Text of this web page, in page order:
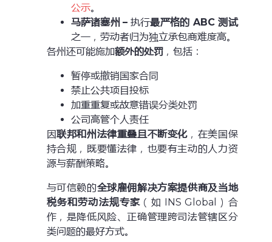
公示。
马萨诸塞州 – 执行最严格的 ABC测试
之一，劳动者归为独立承包商难度高。
各州还可能施加额外的处罚，包括：
暂停或撤销国家合同
禁止公共项目投标
加重重复或故意错误分类处罚
公司高管个人责任
因联邦和州法律重叠且不断变化 ，在美国保
持合规，既要懂法律，也要有主动的人力资
源与薪酬策略。
与可信赖的全球雇佣解决方案提供商及当地
税务和劳动法规专家 （如 INS Global）合
作，是降低风险、正确管理跨司法管辖区分
类问题的最好方式。